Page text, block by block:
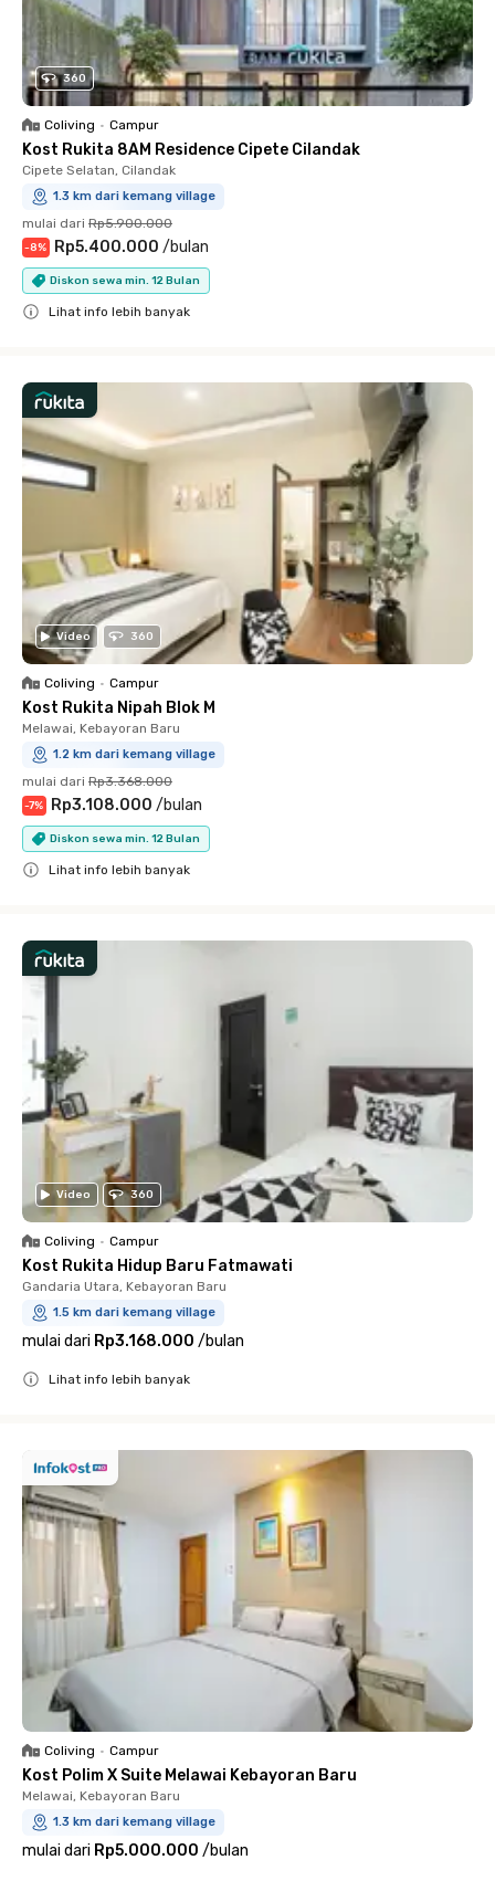
360
Coliving • Campur
Kost Rukita 8AM Residence Cipete Cilandak
Cipete Selatan, Cilandak
1.3 km dari kemang village
mulai dari Rp5.900.000
-8% Rp5.400.000 /bulan
Diskon sewa min. 12 Bulan
Lihat info lebih banyak
Video 360
Coliving • Campur
Kost Rukita Nipah Blok M
Melawai, Kebayoran Baru
1.2 km dari kemang village
mulai dari Rp3.368.000
-7% Rp3.108.000 /bulan
Diskon sewa min. 12 Bulan
Lihat info lebih banyak
Video 360
Coliving • Campur
Kost Rukita Hidup Baru Fatmawati
Gandaria Utara, Kebayoran Baru
1.5 km dari kemang village
mulai dari Rp3.168.000 /bulan
Lihat info lebih banyak
Coliving • Campur
Kost Polim X Suite Melawai Kebayoran Baru
Melawai, Kebayoran Baru
1.3 km dari kemang village
mulai dari Rp5.000.000 /bulan